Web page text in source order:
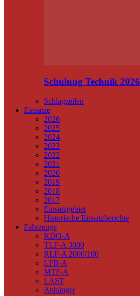
Schulung Technik 2026
Schlagzeilen
Einsätze
2026
2025
2024
2023
2022
2021
2020
2019
2018
2017
Einsatzgebiet
Historische Einsatzberichte
Fahrzeuge
KDO-A
TLF-A 3000
RLF-A 2000/100
LFB-A
MTF-A
LAST
Anhänger